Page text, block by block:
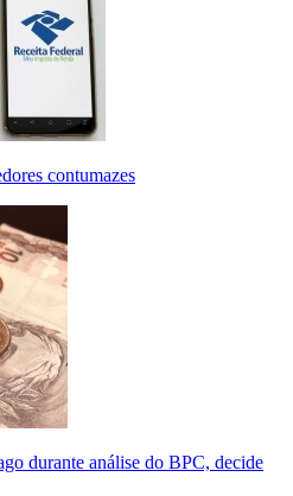
contumazes
durante análise do BPC, decide